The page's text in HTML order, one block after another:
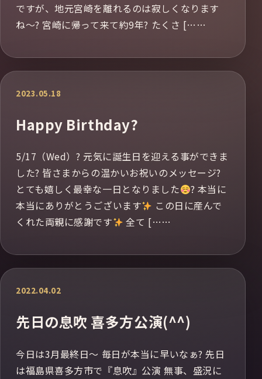
ですが、地元宮崎を離れるのは寂しくなります
ね〜? 宮崎に帰って来て約9年? たくさ [……
2023.05.18
Happy Birthday?
5/17（Wed）? 元気に誕生日を迎える事ができま
した? 皆さまからの温かいお祝いのメッセージ?
とても嬉しく最幸な一日となりました
? 本当に
本当にありがとうございます
この日に産んで
くれた両親に感謝です
全て [……
2022.04.02
先日の息吹 喜多方公演(^^)
今日は3月最終日〜 毎日が本当に早いなぁ? 先日
は福島県喜多方市で『息吹』公演 無事、盛況に